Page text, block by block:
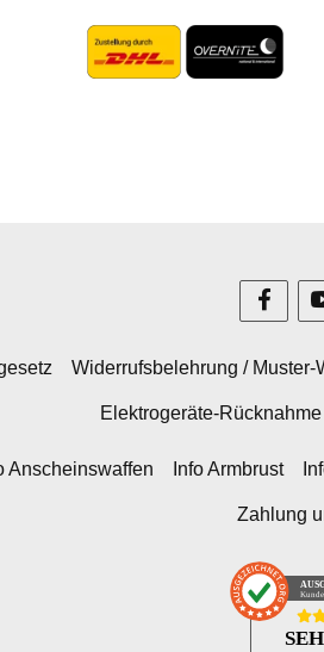
Widerrufsbelehrung / Muster-
Elektrogeräte-Rücknahme
Anscheinswaffen Info Armbrust
Zahlung